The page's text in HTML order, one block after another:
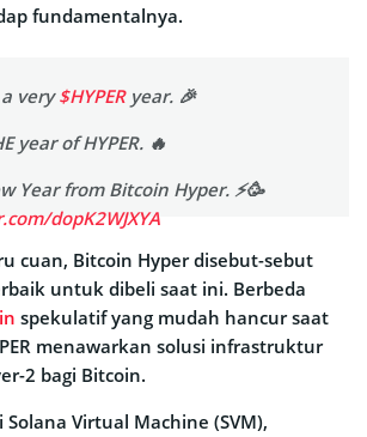
fundamentalnya.
very$HYPERyear. 🎉
year of HYPER. 🔥
Year from Bitcoin Hyper. ⚡️🥳
dopK2WJXYA
(@BTC_Hyper2)
2026
cuan, Bitcoin Hyper disebut-sebut
untuk dibeli saat ini. Berbeda
spekulatif yang mudah hancur saat
menawarkan solusi infrastruktur
2 bagi Bitcoin.
Virtual Machine (SVM),